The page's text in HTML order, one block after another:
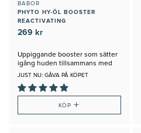
BABOR
PHYTO HY-ÖL BOOSTER
REACTIVATING
269 kr
Uppiggande booster som sätter
igång huden tillsammans med
Hy-Öl
JUST NU: GÅVA PÅ KÖPET
KÖP+